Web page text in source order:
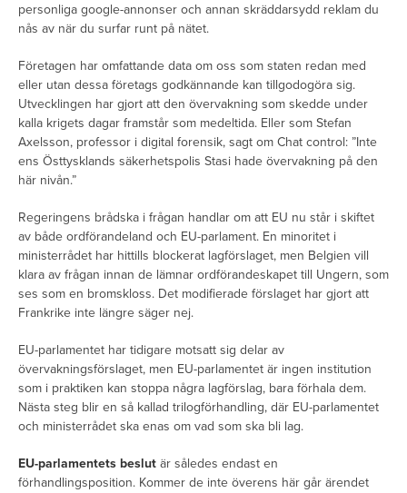
personliga google-annonser och annan skräddarsydd reklam du
nås av när du surfar runt på nätet.
Företagen har omfattande data om oss som staten redan med
eller utan dessa företags godkännande kan tillgodogöra sig.
Utvecklingen har gjort att den övervakning som skedde under
kalla krigets dagar framstår som medeltida. Eller som Stefan
Axelsson, professor i digital forensik, sagt om Chat control: ”Inte
ens Östtysklands säkerhetspolis Stasi hade övervakning på den
här nivån.”
Regeringens brådska i frågan handlar om att EU nu står i skiftet
av både ordförandeland och EU-parlament. En minoritet i
ministerrådet har hittills blockerat lagförslaget, men Belgien vill
klara av frågan innan de lämnar ordförandeskapet till Ungern, som
ses som en bromskloss. Det modifierade förslaget har gjort att
Frankrike inte längre säger nej.
EU-parlamentet har tidigare motsatt sig delar av
övervakningsförslaget, men EU-parlamentet är ingen institution
som i praktiken kan stoppa några lagförslag, bara förhala dem.
Nästa steg blir en så kallad trilogförhandling, där EU-parlamentet
och ministerrådet ska enas om vad som ska bli lag.
EU-parlamentets beslut är således endast en
förhandlingsposition. Kommer de inte överens här går ärendet